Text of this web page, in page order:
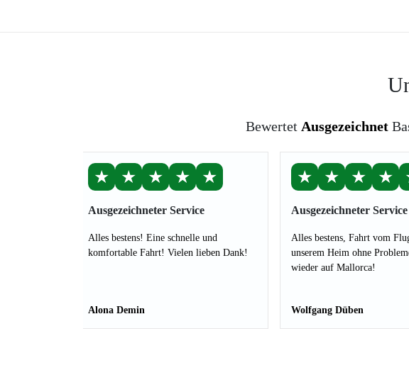
Bewertet Ausgezeichnet
★ ★ ★ ★ ★
Ausgezeichneter Service
Alles bestens! Eine schnelle und
komfortable Fahrt! Vielen lieben Dank!
Alona Demin
★ ★ ★ ★
Ausgezeichneter Service
Alles bestens, Fahrt vom
unserem Heim ohne
wieder auf Mallorca!
Wolfgang Düben